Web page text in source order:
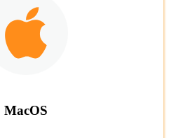
MacOS